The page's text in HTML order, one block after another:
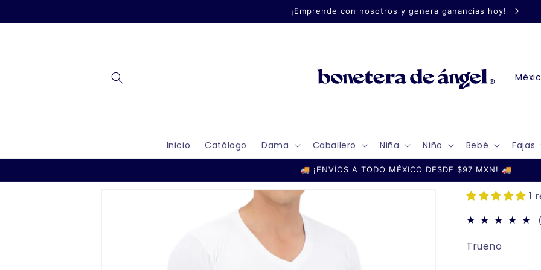
al contenido
¡Emprende con nosotros y genera ganancias hoy!
Inicio Catálogo Dama Caballero Niña Niño Bebé Fajas
P
/
r
e
g
i
🚚 ¡ENVÍOS A TODO MÉXICO DESDE $97 MXN! 🚚
Ir
1
Trueno